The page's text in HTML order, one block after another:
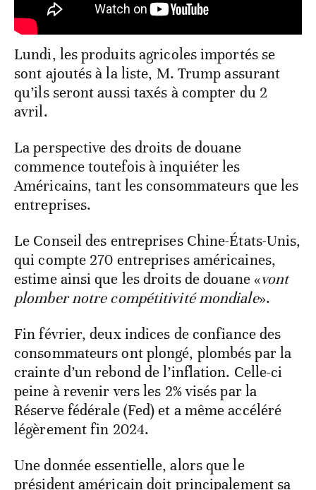
Lundi, les produits agricoles importés se
sont ajoutés à la liste, M. Trump assurant
qu’ils seront aussi taxés à compter du 2
avril.
La perspective des droits de douane
commence toutefois à inquiéter les
Américains, tant les consommateurs que les
entreprises.
Le Conseil des entreprises Chine-États-Unis,
qui compte 270 entreprises américaines,
estime ainsi que les droits de douane «vont
plomber notre compétitivité mondiale».
Fin février, deux indices de confiance des
consommateurs ont plongé, plombés par la
crainte d’un rebond de l’inflation. Celle-ci
peine à revenir vers les 2% visés par la
Réserve fédérale (Fed) et a même accéléré
légèrement fin 2024.
Une donnée essentielle, alors que le
président américain doit principalement sa